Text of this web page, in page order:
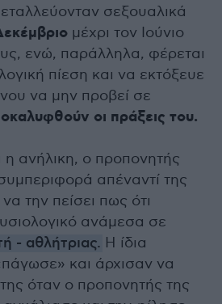
σεξουαλικά
μέχρι τον Ιούνιο
ενώ, παράλληλα, φέρεται
πίεση και να εκτόξευε
να μην προβεί σε
οι πράξεις του.
ανήλικη, ο προπονητής
απέναντί της
την πείσει πως ότι
ανάμεσα σε
- αθλήτριας. Η ίδια
και άρχισαν να
όταν ο προπονητής της